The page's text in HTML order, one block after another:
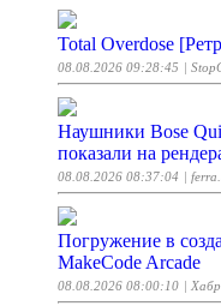
Total Overdose
08.08.2026 09:28:45 |
Наушники Bose
показали на
08.08.2026 08:37:04 |
Погружение в
MakeCode Arcade
08.08.2026 08:00:10 | Хабр